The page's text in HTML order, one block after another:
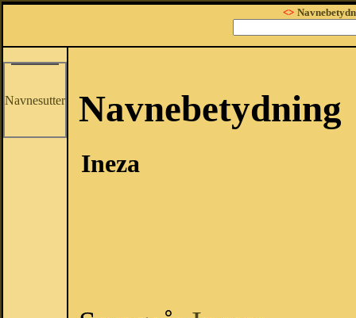
<>
Navnesutter Navnebetydning
Ineza